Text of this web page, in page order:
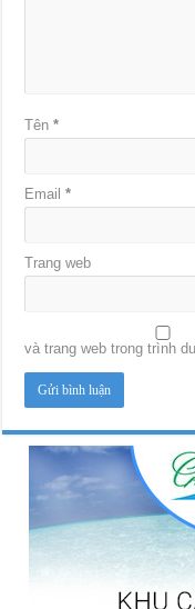
Tên*
Email*
Trang web
và trang web trong trình